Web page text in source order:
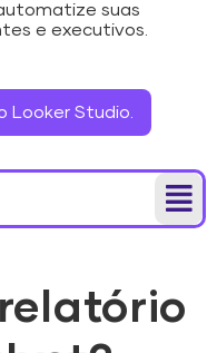
suas
e executivos.
Looker Studio.